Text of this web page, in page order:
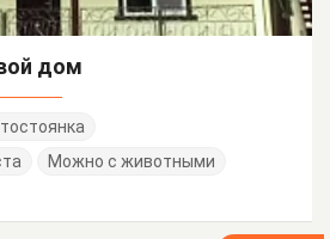
дом
Можно с животными